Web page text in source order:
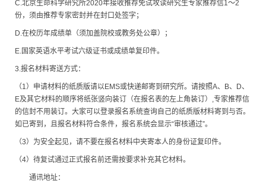
C.北京生命科学研究所2020年接收推荐免试攻读研究生专家推荐信1～2
份，须由推荐专家密封并在封口处签字；
D.在校历年成绩单（须加盖院校或教务处公章）；
E.国家英语水平考试六级证书或成绩单复印件。
3.报名材料寄送方式：
（1）申请材料的纸质版请以EMS或快递邮寄到研究所。请按照A、B、D、
E及其它材料的顺序将纸张竖向装订（在报名表的左上角装订）,专家推荐信
的信封不用装订。大家可以登录报名系统查询自己的纸质版材料寄到与否。
如已寄到，且报名材料符合条件，报名系统会显示“审核通过”。
（3）为安全起见，请不要在报名材料中夹寄本人的身份证复印件。
（4）待复试通过正式报名前还需按要求补充其它材料。
通讯地址：